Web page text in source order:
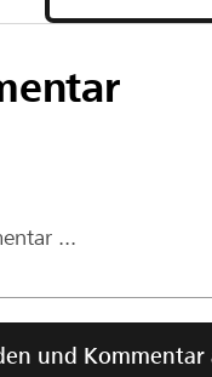
...
und Kommentar